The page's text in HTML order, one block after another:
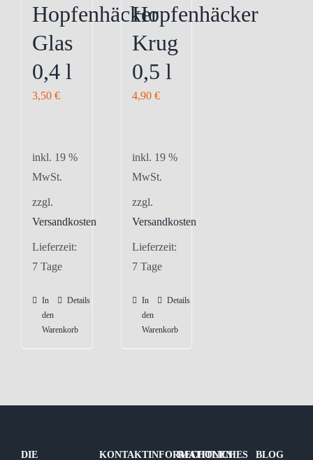
Hopfenhäcker
Glas
0,4 l
3,50 €
inkl. 19 %
MwSt.
zzgl.
Versandkosten
Lieferzeit:
7 Tage
In
den
Warenkorb
Details
Hopfenhäcker
Krug
0,5 l
4,90 €
inkl. 19 %
MwSt.
zzgl.
Versandkosten
Lieferzeit:
7 Tage
In
den
Warenkorb
Details
DIE KONTAKTINFORMATIONEN
RECHTLICHES BLOG